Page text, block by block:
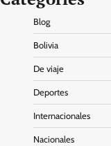
Blog
Bolivia
De viaje
Deportes
Internacionales
Nacionales